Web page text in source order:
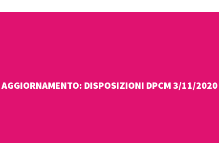
AGGIORNAMENTO: DISPOSIZIONI DPCM 3/11/2020